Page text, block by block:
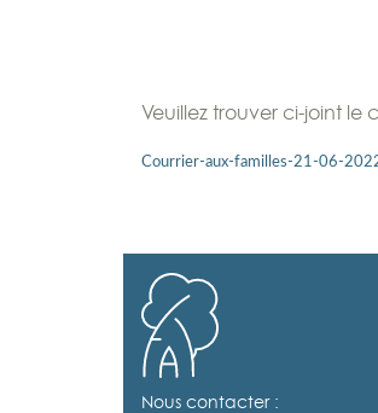
Veuillez trouver ci-joint le
Courrier-aux-familles-21-06-
Nous contacter :